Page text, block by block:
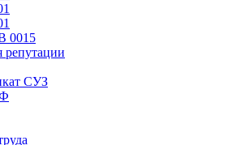
0015
репутации
СУЗ